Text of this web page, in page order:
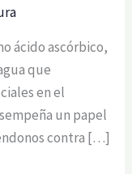
ácido ascórbico,
que
en el
un papel
contra […]